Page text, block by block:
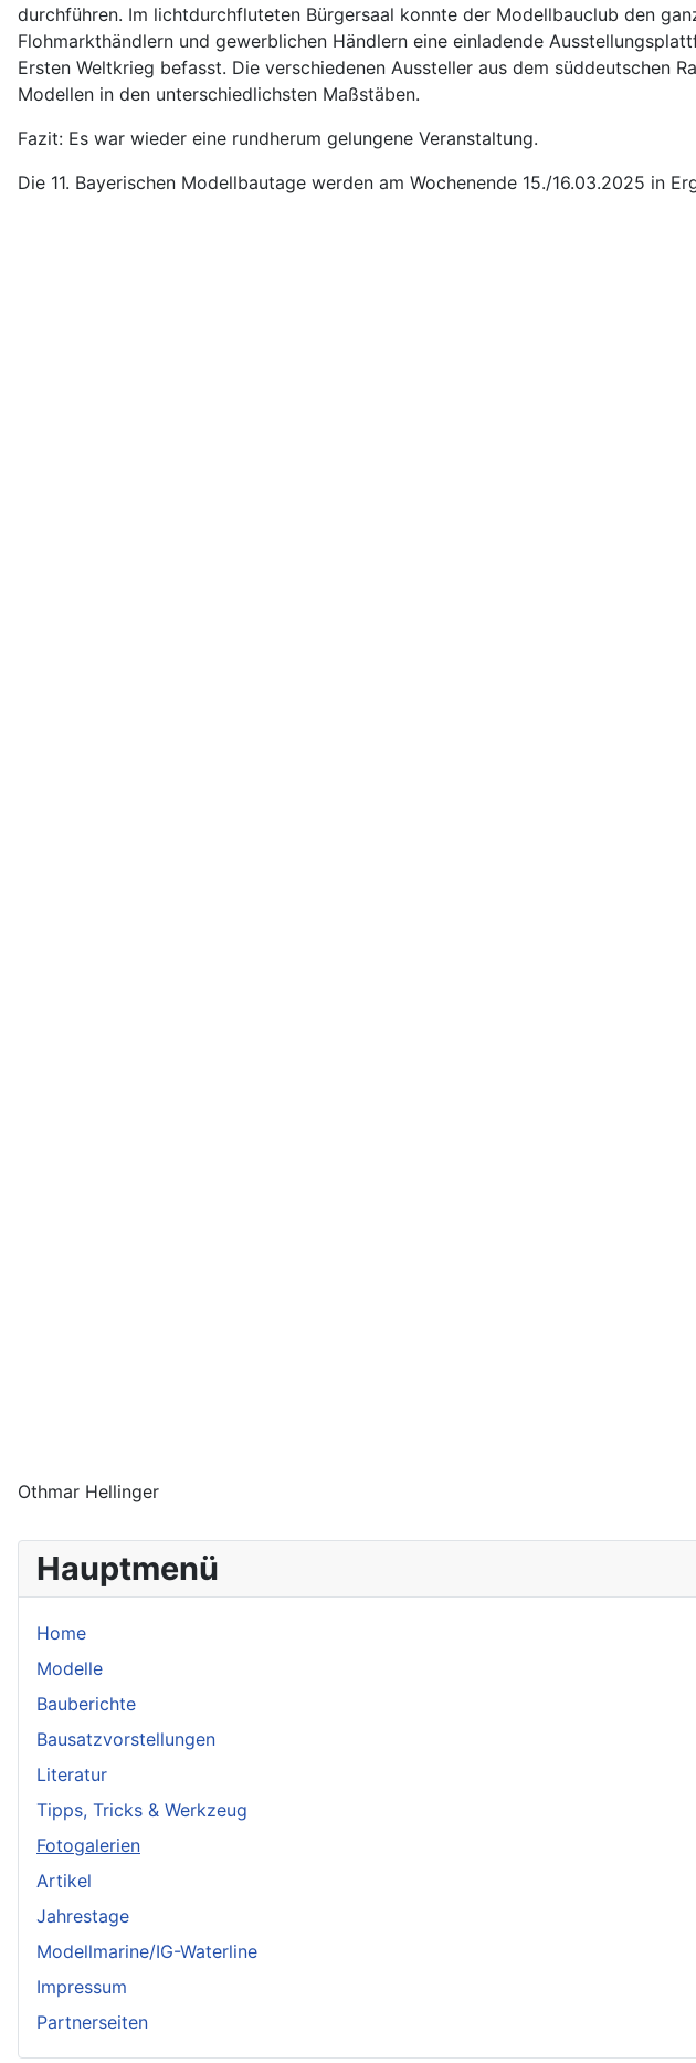
Hauptmenü
Home
Modelle
Bauberichte
Bausatzvorstellungen
Literatur
Tipps, Tricks & Werkzeug
Fotogalerien
Artikel
Jahrestage
Modellmarine/IG-Waterline
Impressum
Partnerseiten
durchführen. Im lichtdurchfluteten Bürgersaal konnte der Modellbauclub den
Flohmarkthändlern und gewerblichen Händlern eine einladende
Ersten Weltkrieg befasst. Die verschiedenen Aussteller aus dem süddeutschen
Modellen in den unterschiedlichsten Maßstäben.
Fazit: Es war wieder eine rundherum gelungene Veranstaltung.
Die 11. Bayerischen Modellbautage werden am Wochenende 15./16.03.2025 in
Othmar Hellinger